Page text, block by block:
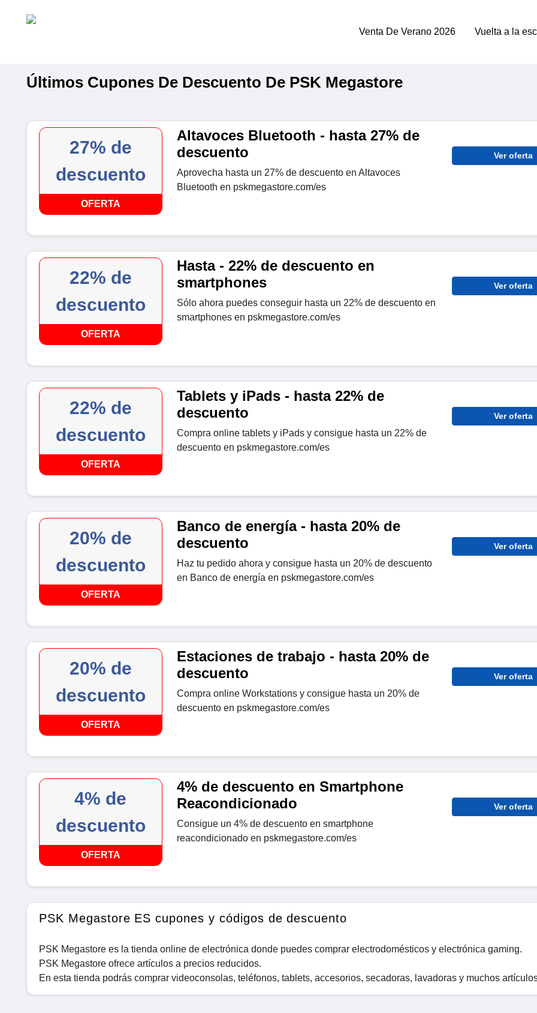
Venta De Verano 2026 Vuelta a la
Últimos Cupones De Descuento De PSK Megastore
27% de
descuento
OFERTA
Altavoces Bluetooth - hasta 27% de
descuento
Aprovecha hasta un 27% de descuento en Altavoces
Bluetooth en pskmegastore.com/es
Ver oferta
22% de
descuento
OFERTA
Hasta - 22% de descuento en
smartphones
Sólo ahora puedes conseguir hasta un 22% de descuento en
smartphones en pskmegastore.com/es
Ver oferta
22% de
descuento
OFERTA
Tablets y iPads - hasta 22% de
descuento
Compra online tablets y iPads y consigue hasta un 22% de
descuento en pskmegastore.com/es
Ver oferta
20% de
descuento
OFERTA
Banco de energía - hasta 20% de
descuento
Haz tu pedido ahora y consigue hasta un 20% de descuento
en Banco de energía en pskmegastore.com/es
Ver oferta
20% de
descuento
OFERTA
Estaciones de trabajo - hasta 20% de
descuento
Compra online Workstations y consigue hasta un 20% de
descuento en pskmegastore.com/es
Ver oferta
4% de
descuento
OFERTA
4% de descuento en Smartphone
Reacondicionado
Consigue un 4% de descuento en smartphone
reacondicionado en pskmegastore.com/es
Ver oferta
PSK Megastore ES cupones y códigos de descuento
PSK Megastore es la tienda online de electrónica donde puedes comprar electrodomésticos y electrónica gaming.
PSK Megastore ofrece artículos a precios reducidos.
En esta tienda podrás comprar videoconsolas, teléfonos, tablets, accesorios, secadoras, lavadoras y muchos